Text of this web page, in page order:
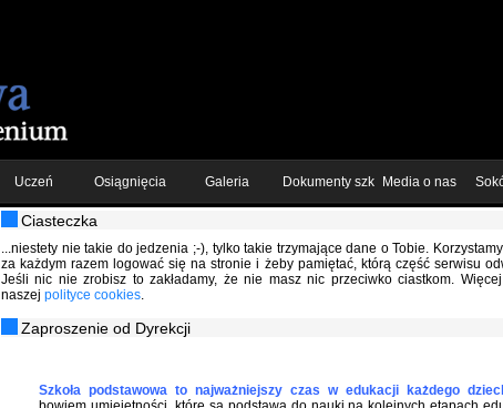
Uczeń Osiągnięcia Galeria Dokumenty szkolneMedia o nas
Ciasteczka
...niestety nie takie do jedzenia ;-), tylko takie trzymające dane o Tobie.
za każdym razem logować się na stronie i żeby pamiętać, którą część serwisu
Jeśli nic nie zrobisz to zakładamy, że nie masz nic przeciwko ciastkom.
naszej polityce cookies.
Zaproszenie od Dyrekcji
Szkoła podstawowa to najważniejszy czas w edukacji każdego